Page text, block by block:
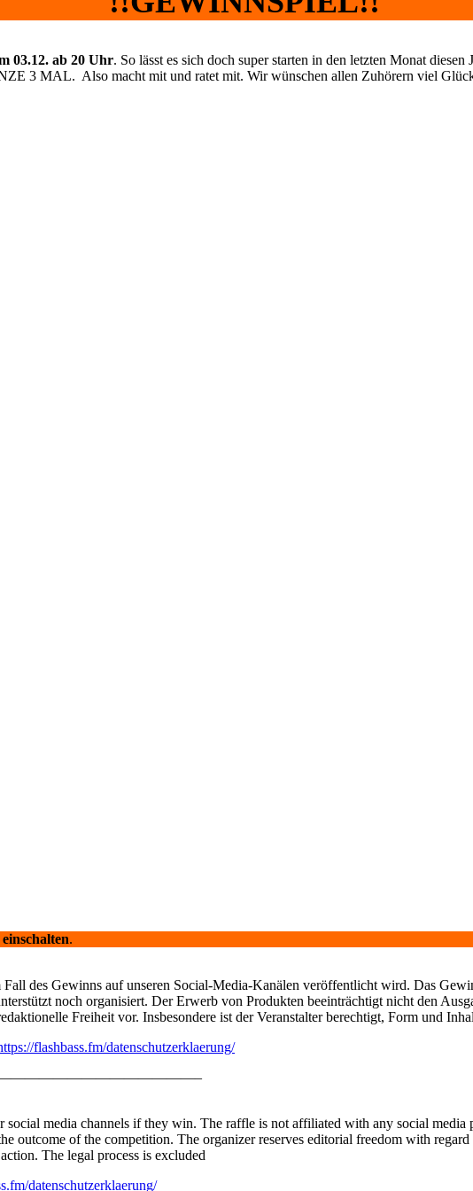
03.12. ab 20 Uhr. So lässt es sich doch super starten in den letzten Monat
3 MAL. Also macht mit und ratet mit. Wir wünschen allen Zuhörern viel
.
des Gewinns auf unseren Social-Media-Kanälen veröffentlicht wird. Das
noch organisiert. Der Erwerb von Produkten beeinträchtigt nicht den
Freiheit vor. Insbesondere ist der Veranstalter berechtigt, Form und
flashbass.fm/datenschutzerklaerung/
media channels if they win. The raffle is not affiliated with any social media
outcome of the competition. The organizer reserves editorial freedom with
The legal process is excluded
datenschutzerklaerung/